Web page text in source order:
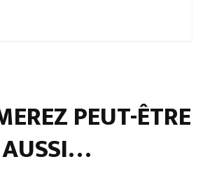
PEUT-ÊTRE
AUSSI…